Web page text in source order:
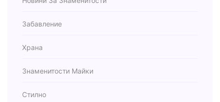
Забавление
Храна
Знаменитости Майки
Стилно